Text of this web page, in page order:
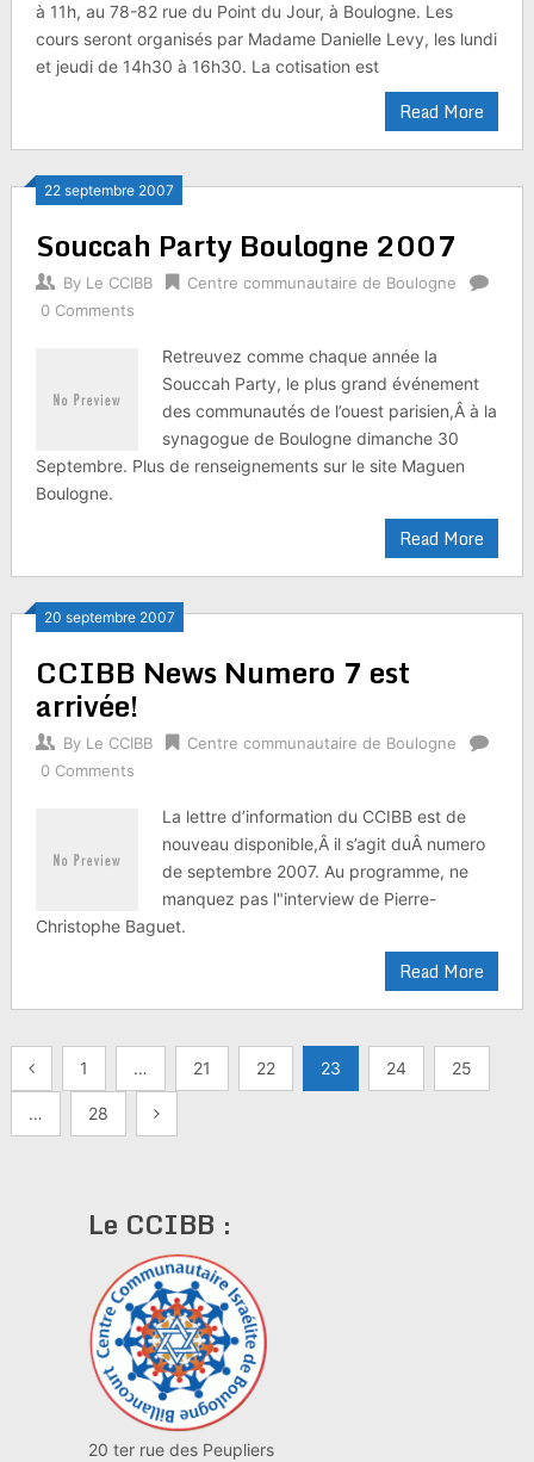
à 11h, au 78-82 rue du Point du Jour, à Boulogne. Les
cours seront organisés par Madame Danielle Levy, les lundi
et jeudi de 14h30 à 16h30. La cotisation est
Read More
22 septembre 2007
Souccah Party Boulogne 2007
By Le CCIBB
Centre communautaire de Boulogne
0 Comments
Retreuvez comme chaque année la
Souccah Party, le plus grand événement
des communautés de l’ouest parisien,Â à la
synagogue de Boulogne dimanche 30
Septembre. Plus de renseignements sur le site Maguen
Boulogne.
Read More
20 septembre 2007
CCIBB News Numero 7 est
arrivée!
By Le CCIBB
Centre communautaire de Boulogne
0 Comments
La lettre d’information du CCIBB est de
nouveau disponible,Â il s’agit duÂ numero
de septembre 2007. Au programme, ne
manquez pas l"interview de Pierre-
Christophe Baguet.
Read More
Pagination
des
publications
1 … 21 22 23 24 25
… 28
Le CCIBB :
20 ter rue des Peupliers